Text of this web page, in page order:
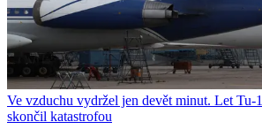
Ve vzduchu vydržel jen devět minut. Let Tu-
skončil katastrofou